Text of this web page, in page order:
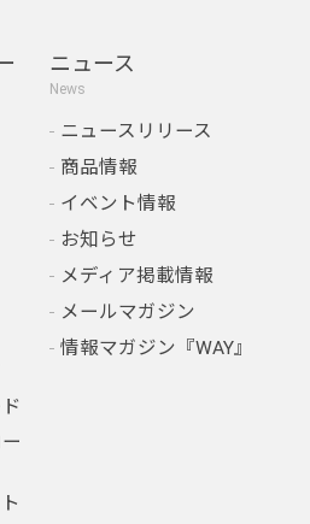
ニュース
News
ニュースリリース
商品情報
イベント情報
お知らせ
メディア掲載情報
メールマガジン
情報マガジン『WAY』